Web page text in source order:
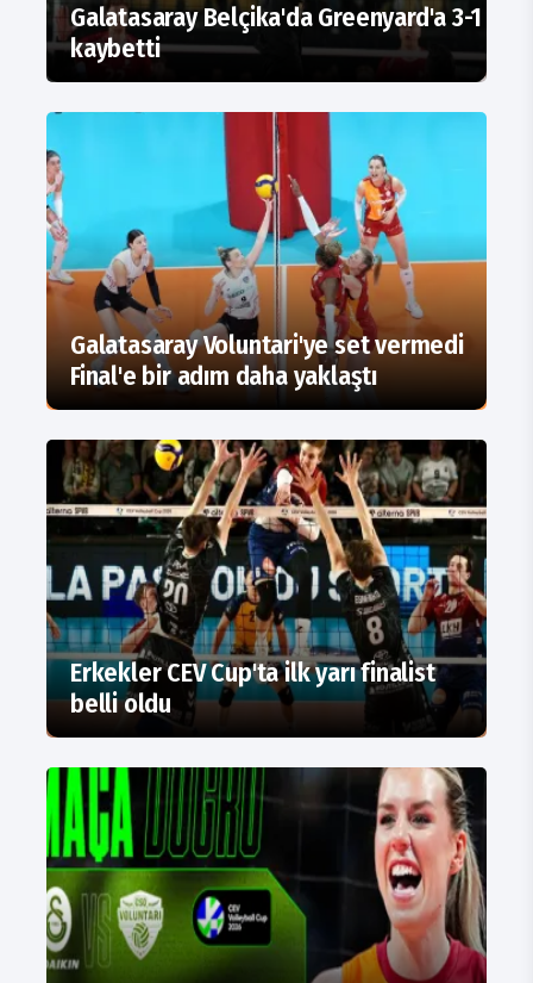
Galatasaray Belçika'da Greenyard'a 3-1
kaybetti
Galatasaray Voluntari'ye set vermedi
Final'e bir adım daha yaklaştı
Erkekler CEV Cup'ta ilk yarı finalist
belli oldu